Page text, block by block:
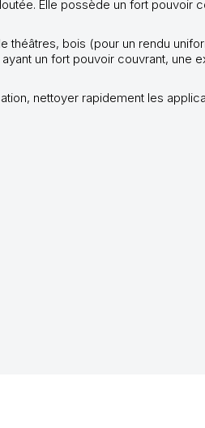
Elle possède un fort pouvoir
théâtres, bois (pour un rendu
un fort pouvoir couvrant, une
nettoyer rapidement les